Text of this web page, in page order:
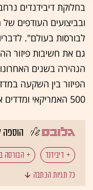
בחלוקת דיבידנדים
ובביצועים העודפים
לבורסות בעולם".
גם את חשיבות פיזור
הנהירה בשנים
500 האמריקאי ומדדים אחרים - חשוב לכל החוסכים".
הוספה
דיבידנד הבורסה
כל תגיות הכתבה